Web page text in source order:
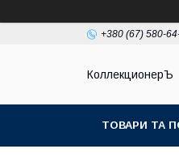
+380 (67) 580-
КоллекционерЪ
ТОВАРИ ТА